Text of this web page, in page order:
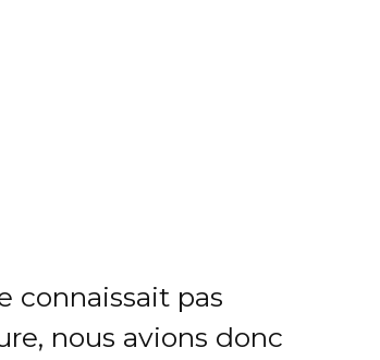
connaissait pas
nous avions donc